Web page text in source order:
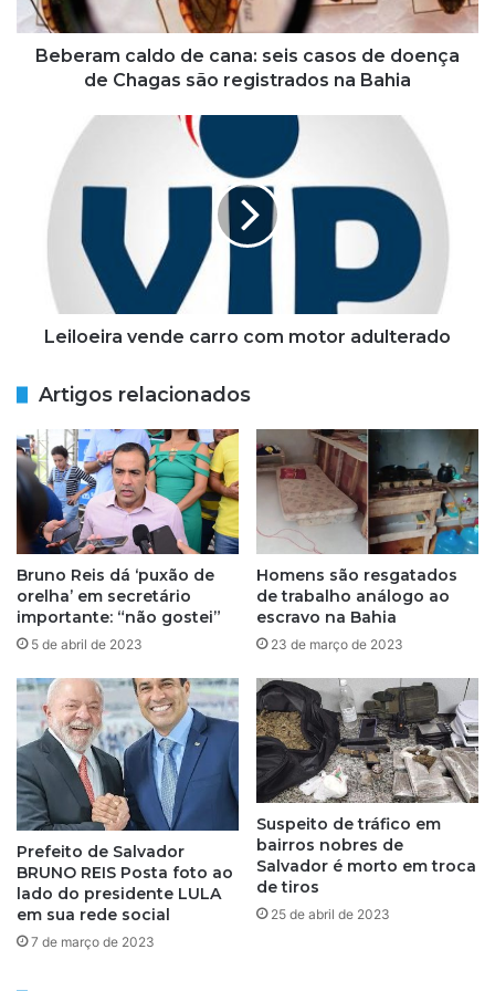
a
a
o
s
d
d
n
ç
d
e
h
a
g
a
s
s
ã
o
r
Beberam caldo de cana: seis casos de doença
de Chagas são registrados na Bahia
d
c
a
r
c
o
m
m
t
o
a
d
u
l
t
e
r
a
d
Leiloeira vende carro com motor adulterado
Artigos relacionados
Bruno Reis dá ‘puxão de
orelha’ em secretário
importante: “não gostei”
5 de abril de 2023
Homens são resgatados
de trabalho análogo ao
escravo na Bahia
23 de março de 2023
Prefeito de Salvador
BRUNO REIS Posta foto ao
lado do presidente LULA
em sua rede social
7 de março de 2023
Suspeito de tráfico em
bairros nobres de
Salvador é morto em troca
de tiros
25 de abril de 2023